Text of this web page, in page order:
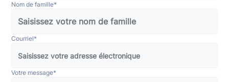
Nom de famille*
Courriel*
Votre message*